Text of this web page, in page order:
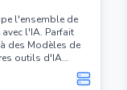
l'ensemble de
l'IA. Parfait
des Modèles de
outils d'IA
Gemini, Gemma,